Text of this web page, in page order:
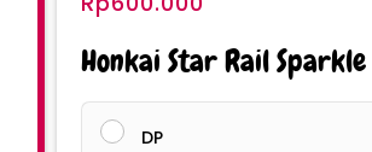
Honkai Star Rail Sparkle
DP